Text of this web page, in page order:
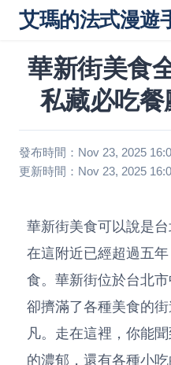
艾瑪的法式漫遊
華新街美食
私藏必吃
發布時間：Nov 23, 2025
更新時間：Nov 23, 2025
華新街美食可以說是
在這附近已經超過五
食。華新街位於台北
卻擠滿了各種美食的
凡。走在這裡，你能
的濃郁，還有各種小